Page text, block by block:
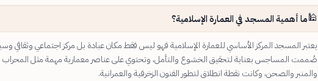
🕌ما أهمية المسجد في العمارة الإسلامية؟
يعتبر المسجد المركز الأساسي للعمارة الإسلامية فهو ليس فقط مكان عبادة بل مركز اجتماعي وثقافي
صُممت المساجس بعناية لتحقيق الخشوع والتأمل، وتحتوي على عناصر معمارية مهمة مثل المحراب
والمنبر والصحن، وكانت نقطة انطلاق لتطور الفنون الزخرفية والعمرانية.